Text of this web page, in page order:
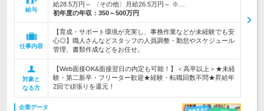
給与
給28.5万円～ 〈その他〉月給26.5万円～ ※…
初年度の年収： 350～500万円
仕事内容
【育成・サポート環境が充実し、事務作業などが未経験でも安
心◎】職人さんなどスタッフの人員調整・勤怠やスケジュール
管理、書類作成などをお任せ。
対象と
なる方
【Web面接OK&面接翌日の内定も可能！】＜高卒以上＞★未経
験・第二新卒・フリーター歓迎★経験・転職回数不問★昇給年
2回で頑張りを還元！
企業データ